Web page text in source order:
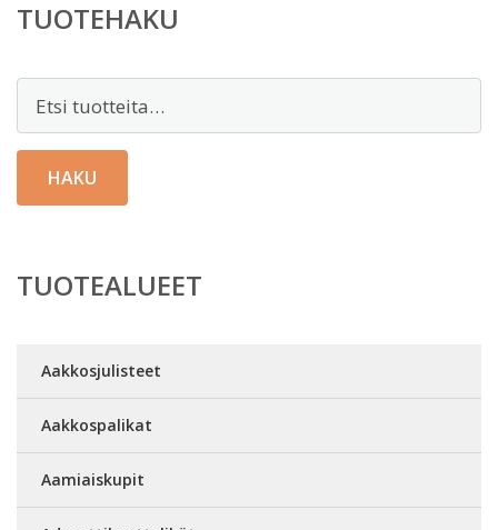
TUOTEHAKU
Etsi:
HAKU
TUOTEALUEET
Aakkosjulisteet
Aakkospalikat
Aamiaiskupit